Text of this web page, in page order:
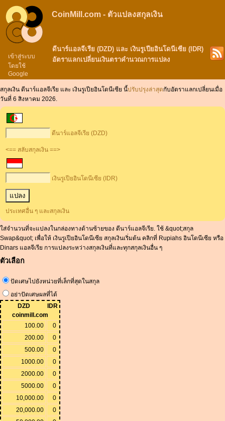
เข้าสู่ระบบ
โดยใช้
Google
CoinMill.com - ตัวแปลงสกุลเงิน
ดีนาร์แอลจีเรีย (DZD) และ เงินรูเปียอินโดนีเซีย (IDR)
อัตราแลกเปลี่ยนเงินตราคำนวณการแปลง
สกุลเงิน ดีนาร์แอลจีเรีย และ เงินรูเปียอินโดนีเซีย นี้ปรับปรุงล่าสุดกับอัตราแลกเปลี่ยนเมื่อ
วันที่ 6 สิงหาคม 2026.
ดีนาร์แอลจีเรีย (DZD)
<== สลับสกุลเงิน ==>
เงินรูเปียอินโดนีเซีย (IDR)
ประเทศอื่น ๆ และสกุลเงิน
ใส่จำนวนที่จะแปลงในกล่องทางด้านซ้ายของ ดีนาร์แอลจีเรีย. ใช้ &quot;สกุล
Swap&quot; เพื่อให้ เงินรูเปียอินโดนีเซีย สกุลเงินเริ่มต้น คลิกที่ Rupiahs อินโดนีเซีย หรือ
Dinars แอลจีเรีย การแปลงระหว่างสกุลเงินที่และทุกสกุลเงินอื่น ๆ
ตัวเลือก
ปัดเศษไปยังหน่วยที่เล็กที่สุดในสกุล
อย่าปัดเศษผลที่ได้
DZD
IDR
coinmill.com
100.00
0
200.00
0
500.00
0
1000.00
0
2000.00
0
5000.00
0
10,000.00
0
20,000.00
0